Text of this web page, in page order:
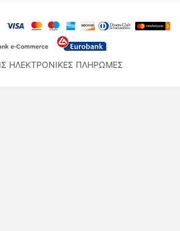
ΗΛΕΚΤΡΟΝΙΚΕΣ ΠΛΗΡΩΜΕΣ